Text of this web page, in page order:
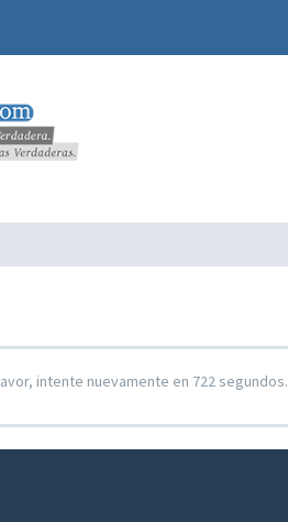
intente nuevamente en 722 segundos.